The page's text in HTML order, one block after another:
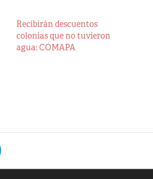
Recibirán descuentos
colonias que no tuvieron
agua: COMAPA